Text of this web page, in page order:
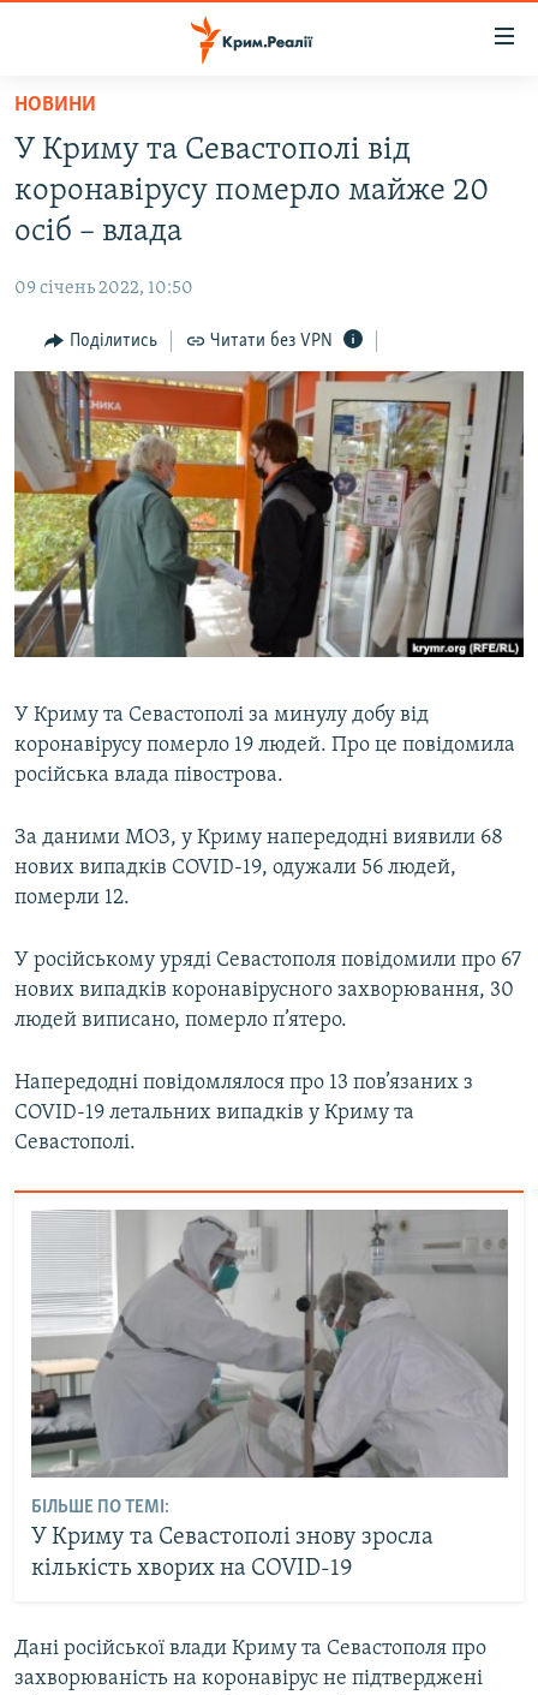
Перейти
основного
матеріалу
Перейти
до
основної
Перейти
до
пошуку
ВОДА.КРИМ
ВІДЕО ТА ФОТО
БЛОГИ
ПОГЛЯД
ІНТЕРВ'Ю
ВСЕ ЗА ДЕНЬ
СПЕЦПРОЕКТИ
ДЕПОРТАЦІЯ
ВІДЕОУРОКИ «ELIFBE»
СВІДЧЕННЯ ОКУПАЦІЇ
УКРАЇНСЬКА ПРОБЛЕМА КРИМУ
ЯК ОБІЙТИ БЛОКУВАННЯ
Русский
Qırımtatar
НОВИНИ
У Криму та Севастополі від
коронавірусу померло майже 20
осіб – влада
09 січень 2022, 10:50
Поділитись Читати без VPN
У Криму та Севастополі за минулу добу від
коронавірусу померло 19 людей. Про це повідомила
російська влада півострова.
За даними МОЗ, у Криму напередодні виявили 68
нових випадків COVID-19, одужали 56 людей,
померли 12.
У російському уряді Севастополя повідомили про 67
нових випадків коронавірусного захворювання, 30
людей виписано, померло п’ятеро.
Напередодні повідомлялося про 13 пов’язаних з
COVID-19 летальних випадків у Криму та
Севастополі.
БІЛЬШЕ ПО ТЕМІ:
У Криму та Севастополі знову зросла
кількість хворих на COVID-19
Дані російської влади Криму та Севастополя про
захворюваність на коронавірус не підтверджені